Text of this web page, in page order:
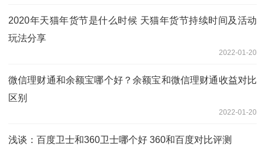
2020年天猫年货节是什么时候 天猫年货节持续时间及活动
玩法分享
2022-01-20
微信理财通和余额宝哪个好？余额宝和微信理财通收益对比
区别
2022-01-20
浅谈：百度卫士和360卫士哪个好 360和百度对比评测